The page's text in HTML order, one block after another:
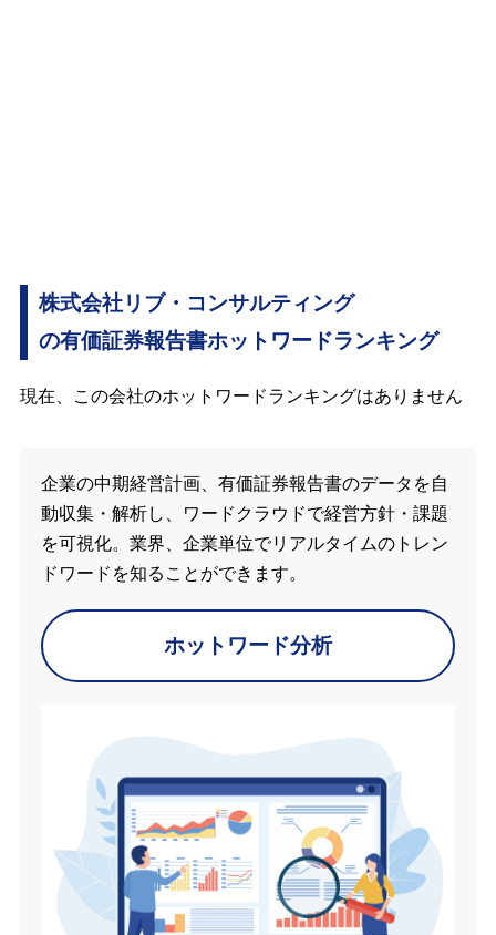
株式会社リブ・コンサルティング
の有価証券報告書ホットワードランキング
現在、この会社のホットワードランキングはありません
企業の中期経営計画、有価証券報告書のデータを自
動収集・解析し、ワードクラウドで経営方針・課題
を可視化。業界、企業単位でリアルタイムのトレン
ドワードを知ることができます。
ホットワード分析